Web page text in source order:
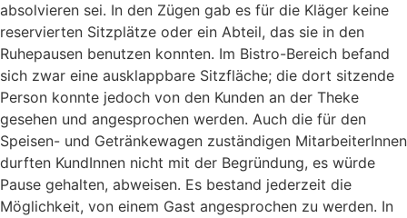
absolvieren sei. In den Zügen gab es für die Kläger keine
reservierten Sitzplätze oder ein Abteil, das sie in den
Ruhepausen benutzen konnten. Im Bistro-Bereich befand
sich zwar eine ausklappbare Sitzfläche; die dort sitzende
Person konnte jedoch von den Kunden an der Theke
gesehen und angesprochen werden. Auch die für den
Speisen- und Getränkewagen zuständigen MitarbeiterInnen
durften KundInnen nicht mit der Begründung, es würde
Pause gehalten, abweisen. Es bestand jederzeit die
Möglichkeit, von einem Gast angesprochen zu werden. In